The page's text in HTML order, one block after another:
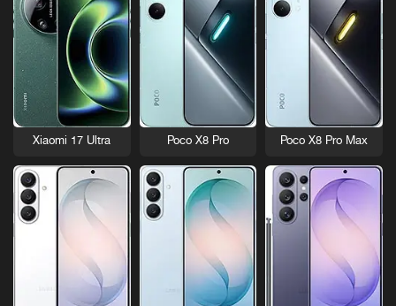
Poco X8 Pro Max
Poco X8 Pro
Xiaomi 17 Ultra